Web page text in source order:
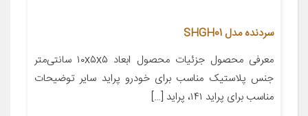
سردنده مدل SHGH01
معرفی محصول جزئیات محصول ابعاد ۱۰x۵x۵ سانتی‌متر
جنس پلاستیک مناسب برای خودرو پراید سایر توضیحات
مناسب برای پراید ۱۴۱، پراید […]